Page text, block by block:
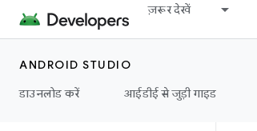
ज़रूर देखें
ANDROID STUDIO
डाउनलोड करें
आईडीई से जुड़ी गाइड